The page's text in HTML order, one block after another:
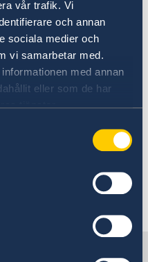
vår trafik. Vi
och annan
sociala medier och
vi samarbetar med.
med annan
eller som de har
tjänster.
ett flertal
både ekonomiska
av dessa har
riktats mot syriska
Kidnappningar av